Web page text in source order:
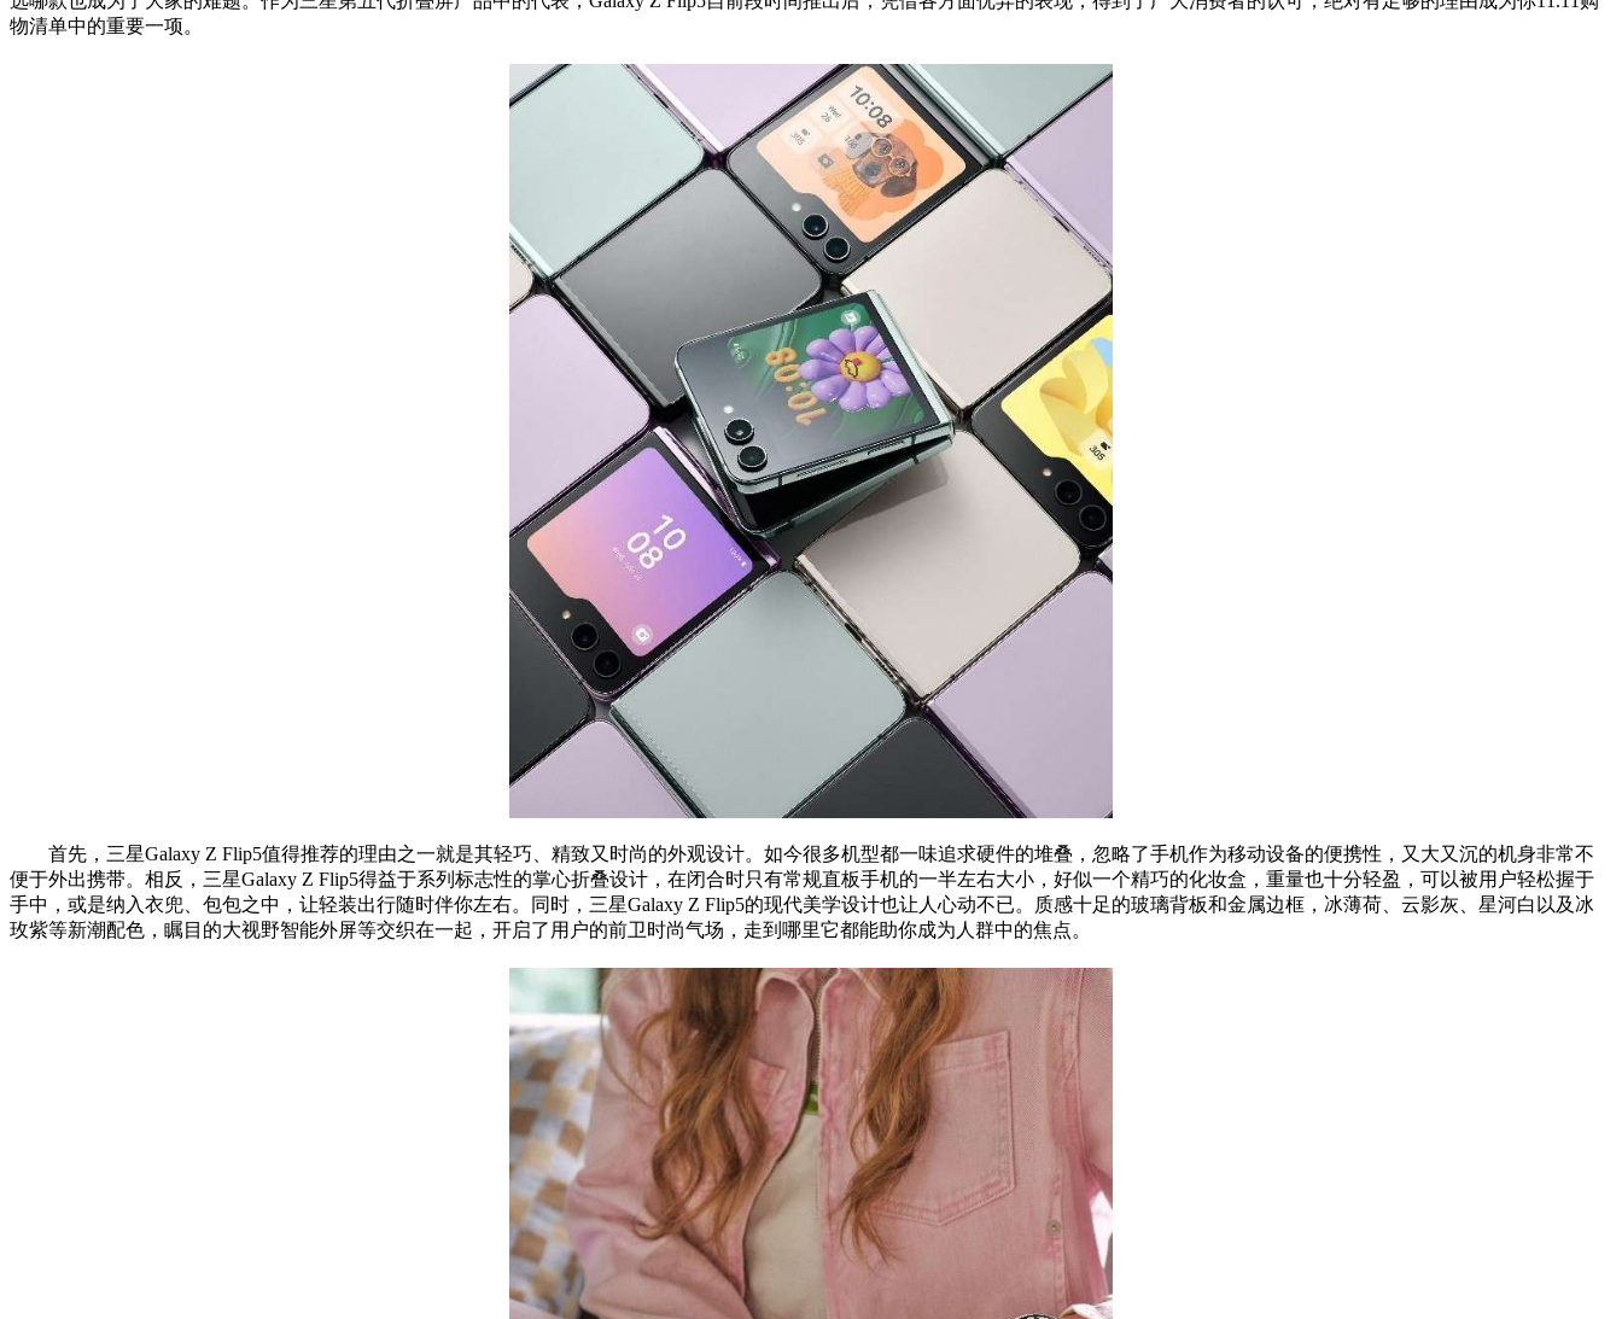
物清单中的重要一项。
首先，三星Galaxy Z Flip5值得推荐的理由之一就是其轻巧、精致又时尚的外观设计。如今很多机型都一味追求硬件的堆叠，忽略了手机作为移动设备的便携性 ，又大又沉的机身非常不
便于外出携带。相反，三星Galaxy Z Flip5得益于系列标志性的掌心折叠设计，在闭合时只有常规直板手机的一半左右大小，好似一个精巧的化妆盒，重量也十分轻盈，可以被用户轻松握于
手中，或是纳入衣兜、包包之中，让轻装出行随时伴你左右。同时，三星Galaxy Z Flip5的现代美学设计也让人心动不已。质感十足的玻璃背板和金属边框，冰薄荷、云影灰、星河白以及冰
玫紫等新潮配色，瞩目的大视野智能外屏等交织在一起，开启了用户的前卫时尚气场，走到哪里它都能助你成为人群中的焦点。